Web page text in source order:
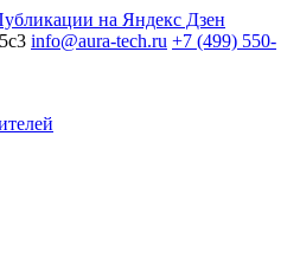
info@aura-tech.ru +7 (499) 550-